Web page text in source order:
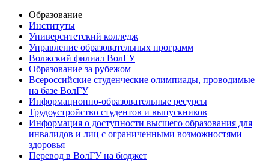
Образование
Институты
Университетский колледж
Управление образовательных программ
Волжский филиал ВолГУ
Образование за рубежом
Всероссийские студенческие олимпиады, проводимые
на базе ВолГУ
Информационно-образовательные ресурсы
Трудоустройство студентов и выпускников
Информация о доступности высшего образования для
инвалидов и лиц с ограниченными возможностями
здоровья
Перевод в ВолГУ на бюджет